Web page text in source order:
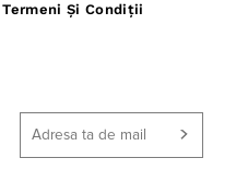
Termeni Și Condiții